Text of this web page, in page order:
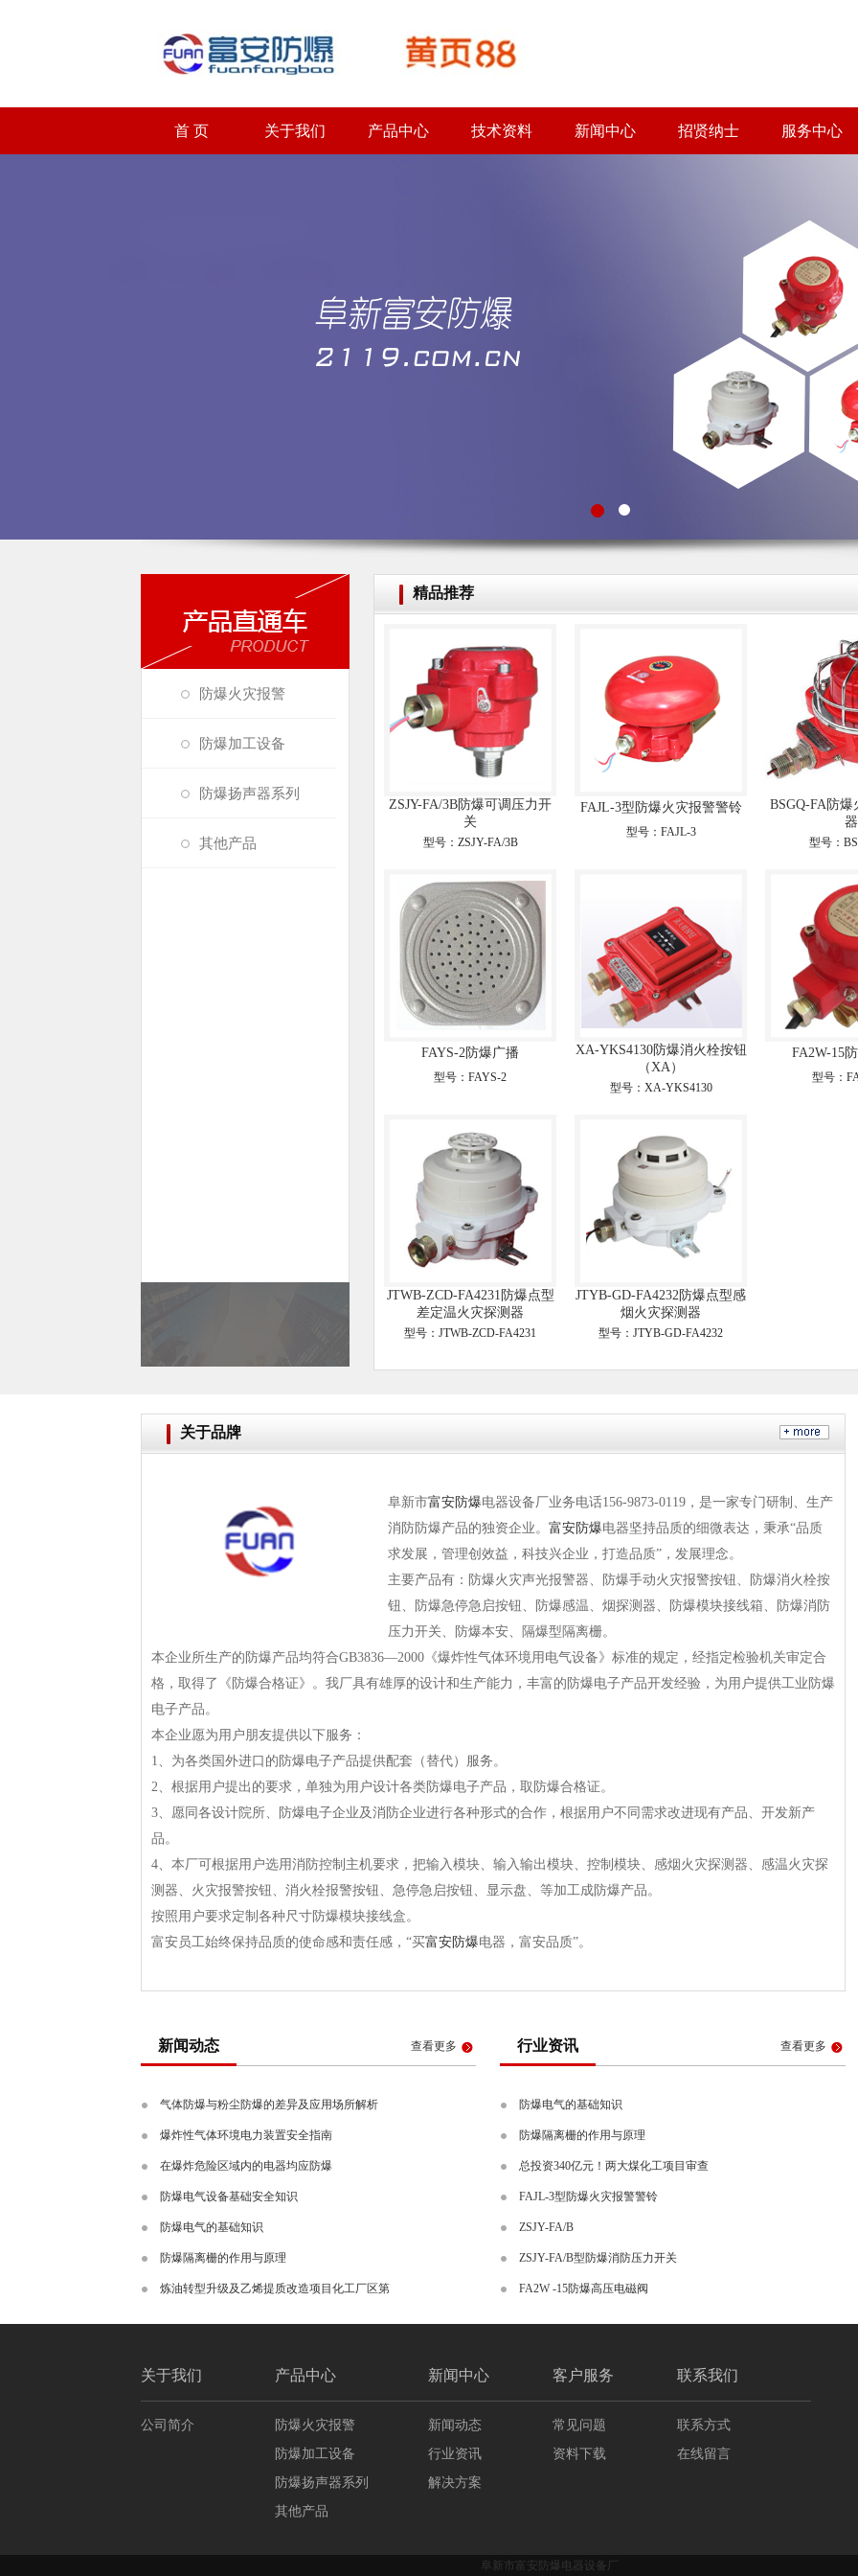
首 页 关于我们 产品中心 技术资料 新闻中心 招贤纳士 服务中心
防爆火灾报警
防爆加工设备
防爆扬声器系列
其他产品
精品推荐
ZSJY-FA/3B防爆可调压力开
关
型号：ZSJY-FA/3B
FAJL-3型防爆火灾报警警铃
型号：FAJL-3
BSGQ-FA防
器
型号：
FAYS-2防爆广播
型号：FAYS-2
XA-YKS4130防爆消火栓按钮
（XA）
型号：XA-YKS4130
FA2W-15
型号：
JTWB-ZCD-FA4231防爆点型
差定温火灾探测器
型号：JTWB-ZCD-FA4231
JTYB-GD-FA4232防爆点型感
烟火灾探测器
型号：JTYB-GD-FA4232
关于品牌
阜新市富安防爆电器设备厂业务电话156-9873-0119， 是一家专门研制、生产
消防防爆产品的独资企业。 富安防爆电器坚持品质的细微表达，秉承“品质
求发展，管理创效益，科技兴企业，打造品质”，发展理念。
主要产品有：防爆火灾声光报警器、防爆手动火灾报警按钮、防爆消火栓按
钮、防爆急停急启按钮、防爆感温、烟探测器、防爆模块接线箱、防爆消防
压力开关、防爆本安、隔爆型隔离栅。
本企业所生产的防爆产品均符合GB3836—2000《爆炸性气体环境用电气设备》标准的规定，经指定检验机关审定合
格，取得了《防爆合格证》。我厂具有雄厚的设计和生产能力，丰富的防爆电子产品开发经验，为用户提供工业防爆
电子产品。
本企业愿为用户朋友提供以下服务：
1、为各类国外进口的防爆电子产品提供配套（替代）服务。
2、根据用户提出的要求，单独为用户设计各类防爆电子产品，取防爆合格证。
3、愿同各设计院所、防爆电子企业及消防企业进行各种形式的合作，根据用户不同需求改进现有产品、开发新产
品。
4、本厂可根据用户选用消防控制主机要求，把输入模块、输入输出模块、控制模块、感烟火灾探测器、感温火灾探
测器、火灾报警按钮、消火栓报警按钮、急停急启按钮、显示盘、等加工成防爆产品。
按照用户要求定制各种尺寸防爆模块接线盒。
富安员工始终保持品质的使命感和责任感，“买富安防爆电器，富安品质”。
新闻动态 查看更多
气体防爆与粉尘防爆的差异及应用场所解析
爆炸性气体环境电力装置安全指南
在爆炸危险区域内的电器均应防爆
防爆电气设备基础安全知识
防爆电气的基础知识
防爆隔离栅的作用与原理
炼油转型升级及乙烯提质改造项目化工厂区第
行业资讯 查看更多
防爆电气的基础知识
防爆隔离栅的作用与原理
总投资340亿元！两大煤化工项目审查
FAJL-3型防爆火灾报警警铃
ZSJY-FA/B
ZSJY-FA/B型防爆消防压力开关
FA2W -15防爆高压电磁阀
关于我们 产品中心 新闻中心 客户服务 联系我们
公司简介
防爆火灾报警
防爆加工设备
防爆扬声器系列
其他产品
新闻动态
行业资讯
解决方案
常见问题
资料下载
联系方式
在线留言
阜新市富安防爆电器设备厂